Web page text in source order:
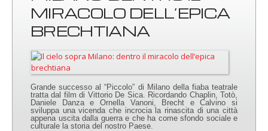
MIRACOLO DELL’EPICA
BRECHTIANA
Grande successo al “Piccolo” di Milano della fiaba teatrale
tratta dal film di Vittorio De Sica. Ricordando Chaplin, Totò,
Daniele Danza e Ornella Vanoni, Brecht e Calvino si
sviluppa una vicenda che incrocia la rinascita di una città
appena uscita dalla guerra e che ha come sfondo sociale e
culturale la storia del nostro Paese.